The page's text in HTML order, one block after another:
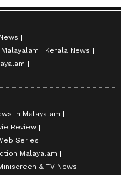
Kerala News
in Malayalam
Review
Series
Malayalam
& TV News